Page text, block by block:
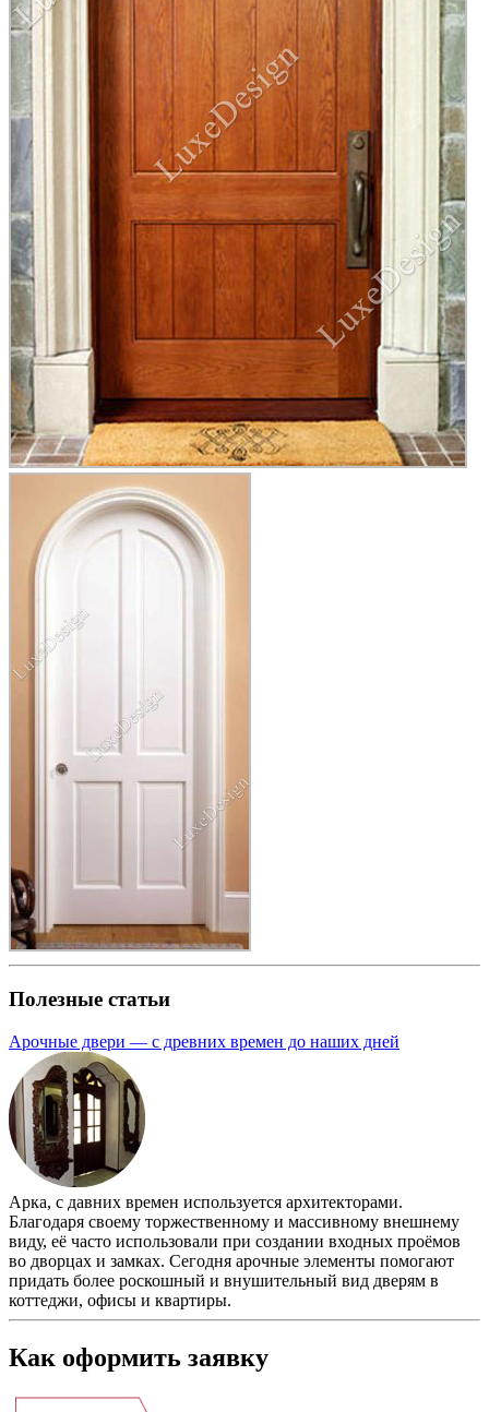
Полезные статьи
Арочные двери — с древних времен до наших дней
Арка, с давних времен используется архитекторами.
Благодаря своему торжественному и массивному внешнему
виду, её часто использовали при создании входных проёмов
во дворцах и замках. Сегодня арочные элементы помогают
придать более роскошный и внушительный вид дверям в
коттеджи, офисы и квартиры.
Как оформить заявку